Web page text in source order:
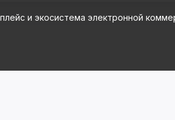
и экосистема электронной